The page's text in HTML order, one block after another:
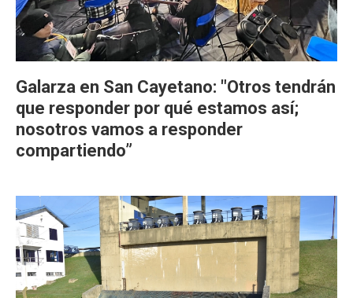
Galarza en San Cayetano: "Otros tendrán
que responder por qué estamos así;
nosotros vamos a responder
compartiendo”